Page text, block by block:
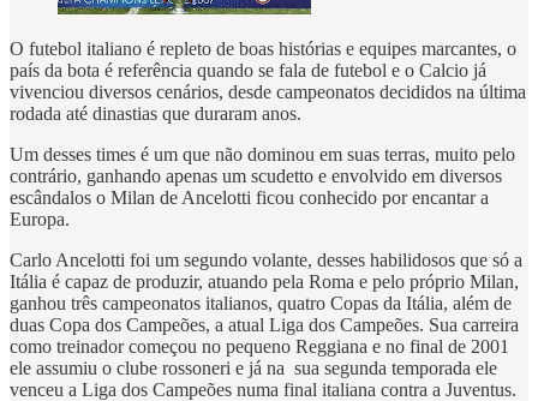
O futebol italiano é repleto de boas histórias e equipes marcantes, o
país da bota é referência quando se fala de futebol e o Calcio já
vivenciou diversos cenários, desde campeonatos decididos na última
rodada até dinastias que duraram anos.
Um desses times é um que não dominou em suas terras, muito pelo
contrário, ganhando apenas um scudetto e envolvido em diversos
escândalos o Milan de Ancelotti ficou conhecido por encantar a
Europa.
Carlo Ancelotti foi um segundo volante, desses habilidosos que só a
Itália é capaz de produzir, atuando pela Roma e pelo próprio Milan,
ganhou três campeonatos italianos, quatro Copas da Itália, além de
duas Copa dos Campeões, a atual Liga dos Campeões. Sua carreira
como treinador começou no pequeno Reggiana e no final de 2001
ele assumiu o clube rossoneri e já na sua segunda temporada ele
venceu a Liga dos Campeões numa final italiana contra a Juventus.